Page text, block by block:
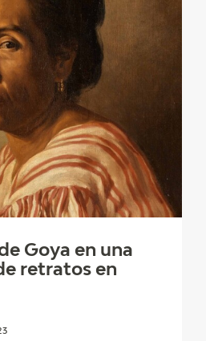
Goya en una
retratos en